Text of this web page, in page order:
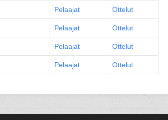
Pelaajat Ottelut
Pelaajat Ottelut
Pelaajat Ottelut
Pelaajat Ottelut